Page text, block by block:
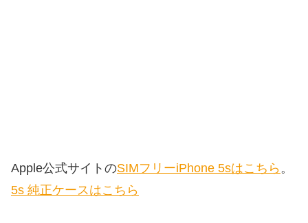
Apple公式サイトのSIMフリーiPhone 5sはこちら。
5s 純正ケースはこちら